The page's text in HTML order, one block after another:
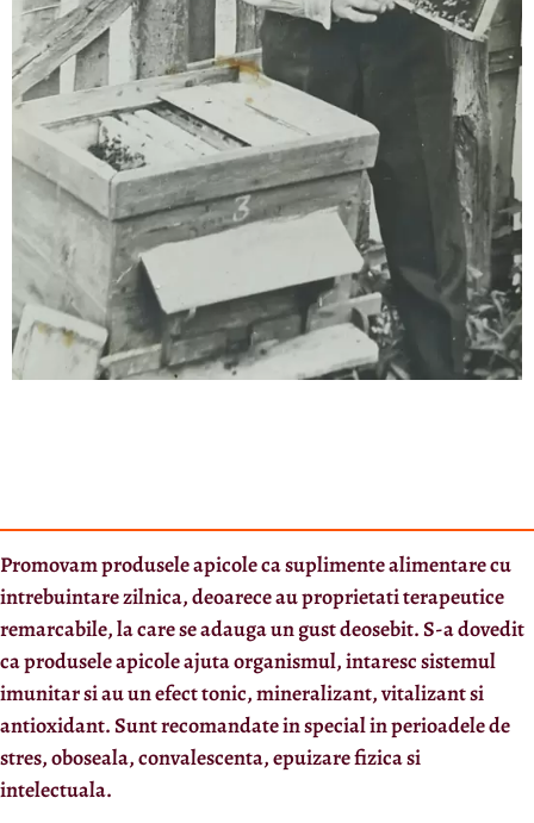
Promovam produsele apicole ca suplimente alimentare cu
intrebuintare zilnica, deoarece au proprietati terapeutice
remarcabile, la care se adauga un gust deosebit. S-a dovedit
ca produsele apicole ajuta organismul, intaresc sistemul
imunitar si au un efect tonic, mineralizant, vitalizant si
antioxidant. Sunt recomandate in special in perioadele de
stres, oboseala, convalescenta, epuizare fizica si
intelectuala.